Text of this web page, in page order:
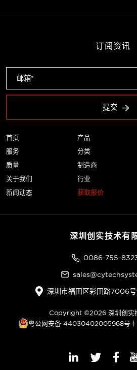
首页
服务
质量
关于我们
新闻动态
产品
分类
制造商
行业
获取报价
订阅资讯
提交
深圳创实技术有
0086-755-
深圳市福田区彩田路7006
Copyright ©2026 深圳创实
粤公网安备 44030402005968号 |